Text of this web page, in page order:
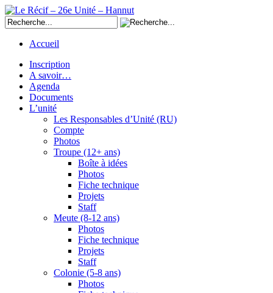
Accueil
Inscription
A savoir…
Agenda
Documents
L’unité
Les Responsables d’Unité (RU)
Compte
Photos
Troupe (12+ ans)
Boîte à idées
Photos
Fiche technique
Projets
Staff
Meute (8-12 ans)
Photos
Fiche technique
Projets
Staff
Colonie (5-8 ans)
Photos